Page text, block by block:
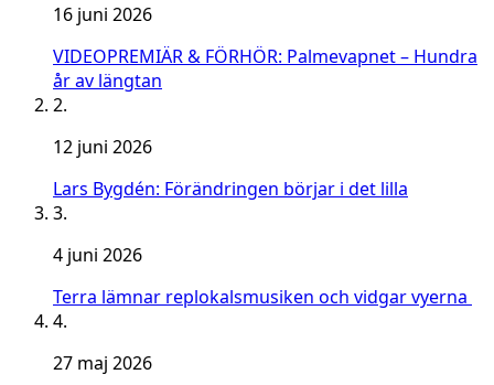
16 juni 2026
VIDEOPREMIÄR & FÖRHÖR: Palmevapnet – Hundra
år av längtan
2.
12 juni 2026
Lars Bygdén: Förändringen börjar i det lilla
3.
4 juni 2026
Terra lämnar replokalsmusiken och vidgar vyerna
4.
27 maj 2026